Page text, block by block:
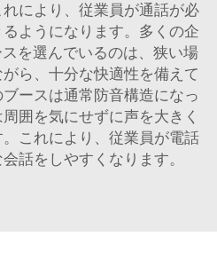
により、従業員が通話が必
ようになります。多くの企
を選んでいるのは、狭い場
ら、十分な快適性を備えて
ースは通常防音構造になっ
囲を気にせずに声を大きく
これにより、従業員が電話
話をしやすくなります。